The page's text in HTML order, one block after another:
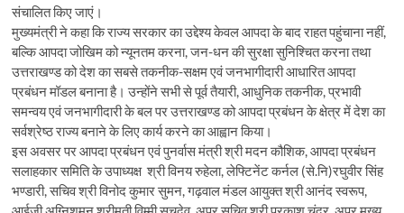
संचालित किए जाएं।
मुख्यमंत्री ने कहा कि राज्य सरकार का उद्देश्य केवल आपदा के बाद राहत पहुंचाना नहीं,
बल्कि आपदा जोखिम को न्यूनतम करना, जन-धन की सुरक्षा सुनिश्चित करना तथा
उत्तराखण्ड को देश का सबसे तकनीक-सक्षम एवं जनभागीदारी आधारित आपदा
प्रबंधन मॉडल बनाना है। उन्होंने सभी से पूर्व तैयारी, आधुनिक तकनीक, प्रभावी
समन्वय एवं जनभागीदारी के बल पर उत्तराखण्ड को आपदा प्रबंधन के क्षेत्र में देश का
सर्वश्रेष्ठ राज्य बनाने के लिए कार्य करने का आह्वान किया।
इस अवसर पर आपदा प्रबंधन एवं पुनर्वास मंत्री श्री मदन कौशिक, आपदा प्रबंधन
सलाहकार समिति के उपाध्यक्ष श्री विनय रुहेला, लेफ्टिनेंट कर्नल (से.नि)रघुवीर सिंह
भण्डारी, सचिव श्री विनोद कुमार सुमन, गढ़वाल मंडल आयुक्त श्री आनंद स्वरूप,